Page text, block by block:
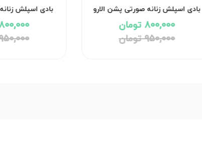
بادی اسپلش زنانه صورتی پشن الارو
800,000 تومان
950,000 تومان
بادی اسپلش
800,000
950,000